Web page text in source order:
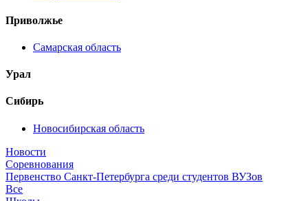
Приволжье
Самарская область
Урал
Сибирь
Новосибирская область
Новости
Соревнования
Первенство Санкт-Петербурга среди студентов ВУЗов
Все